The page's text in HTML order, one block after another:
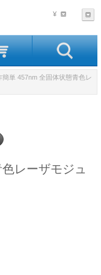
¥
簡単 457nm 全固体状態青色レ
レーザモジュ